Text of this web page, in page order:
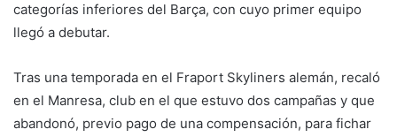
categorías inferiores del Barça, con cuyo primer equipo
llegó a debutar.
Tras una temporada en el Fraport Skyliners alemán, recaló
en el Manresa, club en el que estuvo dos campañas y que
abandonó, previo pago de una compensación, para fichar